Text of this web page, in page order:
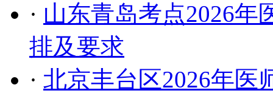
· 山东青岛考点2026年
排及要求
· 北京丰台区2026年医